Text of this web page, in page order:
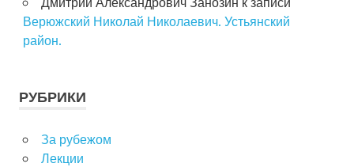
Верюжский Николай Николаевич. Устьянский
район.
РУБРИКИ
За рубежом
Лекции